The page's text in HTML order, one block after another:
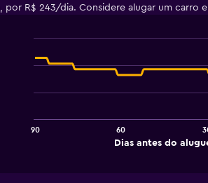
por R$ 243/dia. Considere alugar um carro
chart
The
graphic.
Dias antes do
90 60